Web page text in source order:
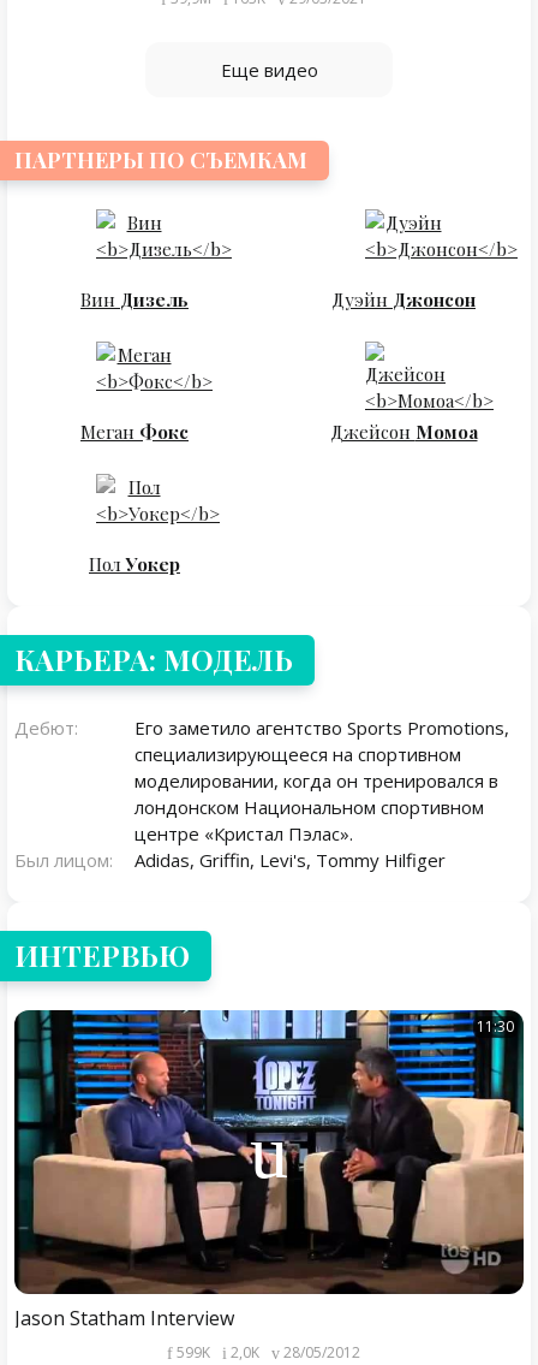
Еще видео
ПАРТНЕРЫ ПО СЪЕМКАМ
Вин Дизель Дуэйн Джонсон
Меган Фокс Джейсон Момоа
ПолУокер
КАРЬЕРА: МОДЕЛЬ
Дебют:
Его заметило агентство Sports Promotions,
специализирующееся на спортивном
моделировании, когда он тренировался в
лондонском Национальном спортивном
центре «Кристал Пэлас».
Был лицом:
Adidas, Griffin, Levi's, Tommy Hilfiger
ИНТЕРВЬЮ
11:30
Jason Statham Interview
599K 2,0K 28/05/2012